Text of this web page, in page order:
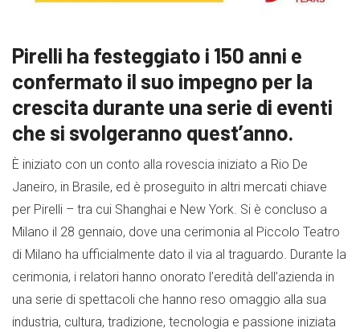
Pirelli ha festeggiato i 150 anni e
confermato il suo impegno per la
crescita durante una serie di eventi
che si svolgeranno quest’anno.
È iniziato con un conto alla rovescia iniziato a Rio De
Janeiro, in Brasile, ed è proseguito in altri mercati chiave
per Pirelli – tra cui Shanghai e New York. Si è concluso a
Milano il 28 gennaio, dove una cerimonia al Piccolo Teatro
di Milano ha ufficialmente dato il via al traguardo. Durante la
cerimonia, i relatori hanno onorato l’eredità dell’azienda in
una serie di spettacoli che hanno reso omaggio alla sua
industria, cultura, tradizione, tecnologia e passione iniziata